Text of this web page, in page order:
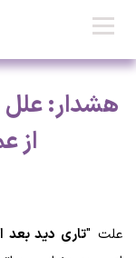
هشدار: علل
از
علت "تاری دید بعد